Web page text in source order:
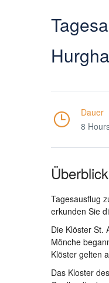
Dauer
8
Überblick
Tagesausflug
erkunden Sie
Die Klöster St.
Mönche
Klöster gelten
Das Kloster